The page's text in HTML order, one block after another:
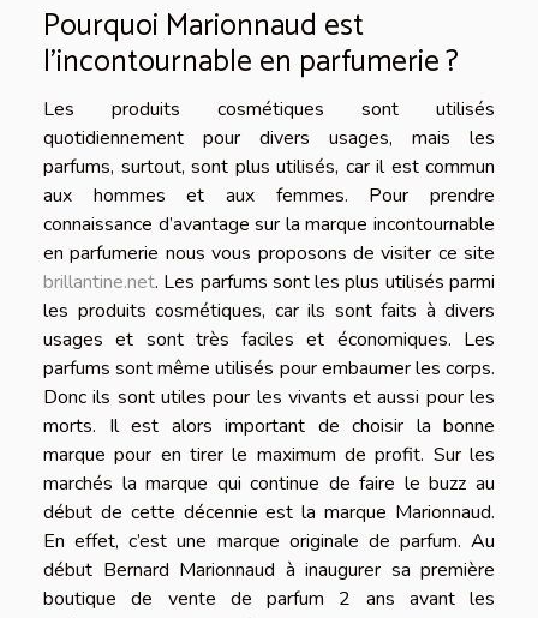
Pourquoi Marionnaud est
l’incontournable en parfumerie ?
Les produits cosmétiques sont utilisés
quotidiennement pour divers usages, mais les
parfums, surtout, sont plus utilisés, car il est commun
aux hommes et aux femmes. Pour prendre
connaissance d’avantage sur la marque incontournable
en parfumerie nous vous proposons de visiter ce site
brillantine.net. Les parfums sont les plus utilisés parmi
les produits cosmétiques, car ils sont faits à divers
usages et sont très faciles et économiques. Les
parfums sont même utilisés pour embaumer les corps.
Donc ils sont utiles pour les vivants et aussi pour les
morts. Il est alors important de choisir la bonne
marque pour en tirer le maximum de profit. Sur les
marchés la marque qui continue de faire le buzz au
début de cette décennie est la marque Marionnaud.
En effet, c’est une marque originale de parfum. Au
début Bernard Marionnaud à inaugurer sa première
boutique de vente de parfum 2 ans avant les